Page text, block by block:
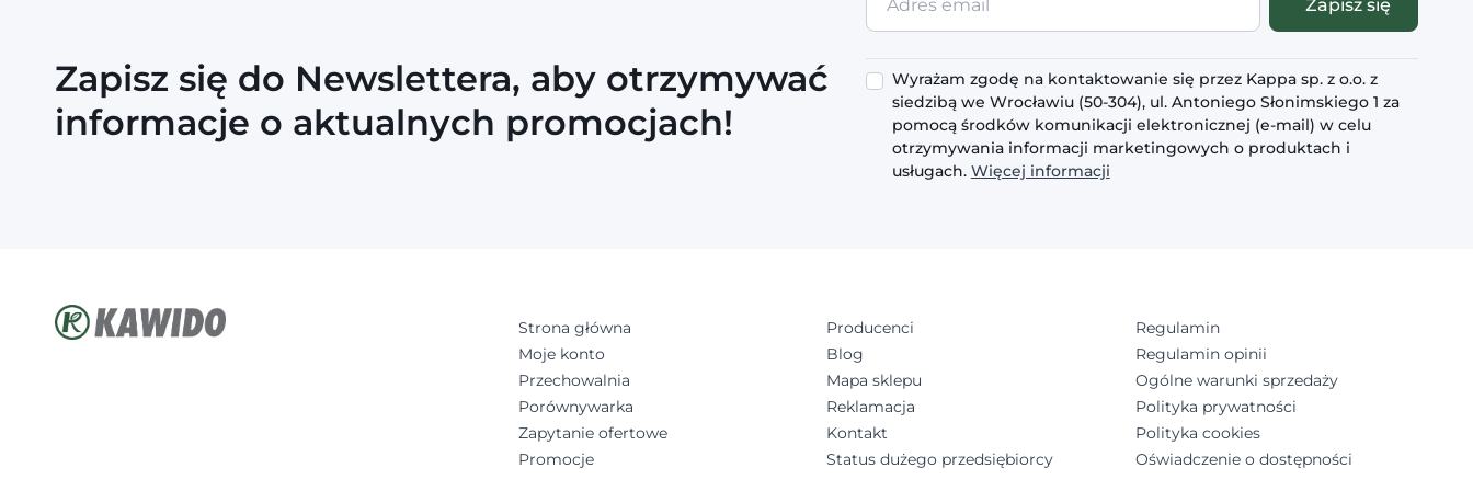
Zapisz się do Newslettera, aby otrzymywać
informacje o aktualnych promocjach!
email
Zapisz się
Wyrażam zgodę na kontaktowanie się przez Kappa sp. z o.o. z
siedzibą we Wrocławiu (50-304), ul. Antoniego Słonimskiego 1 za
pomocą środków komunikacji elektronicznej (e-mail) w celu
otrzymywania informacji marketingowych o produktach i
usługach. Więcej informacji
Strona główna
Moje konto
Przechowalnia
Porównywarka
Zapytanie ofertowe
Promocje
Producenci
Blog
Mapa sklepu
Reklamacja
Kontakt
Status dużego przedsiębiorcy
Regulamin
Regulamin opinii
Ogólne warunki sprzedaży
Polityka prywatności
Polityka cookies
Oświadczenie o dostępności